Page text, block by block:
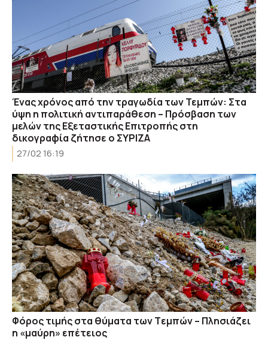
Ένας χρόνος από την τραγωδία των Τεμπών: Στα
ύψη η πολιτική αντιπαράθεση – Πρόσβαση των
μελών της Εξεταστικής Επιτροπής στη
δικογραφία ζήτησε ο ΣΥΡΙΖΑ
27/02 16:19
Φόρος τιμής στα θύματα των Tεμπών – Πλησιάζει
η «μαύρη» επέτειος